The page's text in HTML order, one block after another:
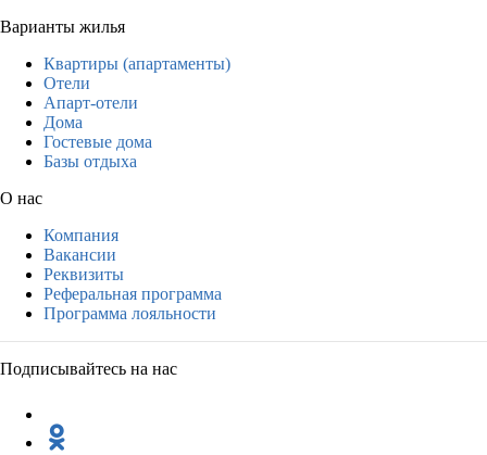
Варианты жилья
Квартиры (апартаменты)
Отели
Апарт-отели
Дома
Гостевые дома
Базы отдыха
О нас
Компания
Вакансии
Реквизиты
Реферальная программа
Программа лояльности
Подписывайтесь на нас